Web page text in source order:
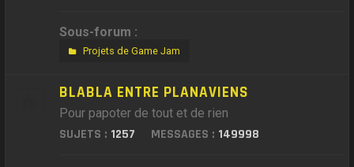
Sous-forum :
Projets de Game Jam
BLABLA ENTRE PLANAVIENS
Pour papoter de tout et de rien
SUJETS : 1257 MESSAGES : 149998